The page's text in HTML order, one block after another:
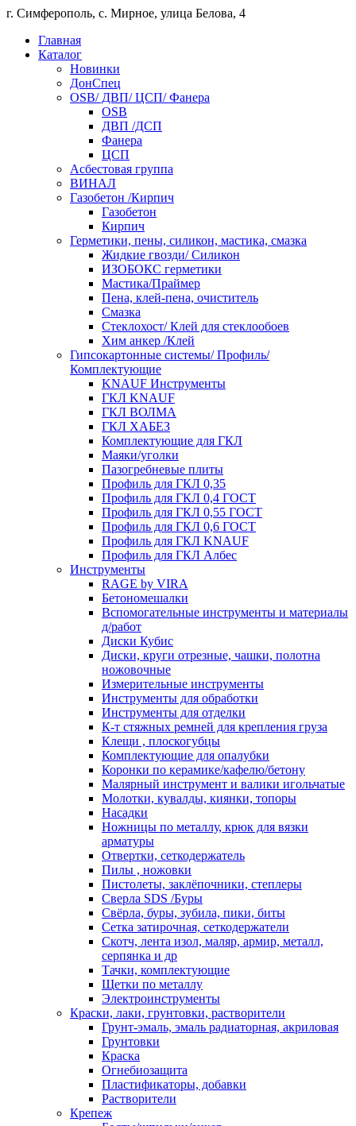
г. Симферополь, с. Мирное, улица Белова, 4
Главная
Каталог
Новинки
ДонСпец
OSB/ ДВП/ ЦСП/ Фанера
OSB
ДВП /ДСП
Фанера
ЦСП
Асбестовая группа
ВИНАЛ
Газобетон /Кирпич
Газобетон
Кирпич
Герметики, пены, силикон, мастика, смазка
Жидкие гвозди/ Силикон
ИЗОБОКС герметики
Мастика/Праймер
Пена, клей-пена, очиститель
Смазка
Стеклохост/ Клей для стеклообоев
Хим анкер /Клей
Гипсокартонные системы/ Профиль/
Комплектующие
KNAUF Инструменты
ГКЛ KNAUF
ГКЛ ВОЛМА
ГКЛ ХАБЕЗ
Комплектующие для ГКЛ
Маяки/уголки
Пазогребневые плиты
Профиль для ГКЛ 0,35
Профиль для ГКЛ 0,4 ГОСТ
Профиль для ГКЛ 0,55 ГОСТ
Профиль для ГКЛ 0,6 ГОСТ
Профиль для ГКЛ KNAUF
Профиль для ГКЛ Албес
Инструменты
RAGE by VIRA
Бетономешалки
Вспомогательные инструменты и материалы
д/работ
Диски Кубис
Диски, круги отрезные, чашки, полотна
ножовочные
Измерительные инструменты
Инструменты для обработки
Инструменты для отделки
К-т стяжных ремней для крепления груза
Клещи , плоскогубцы
Комплектующие для опалубки
Коронки по керамике/кафелю/бетону
Малярный инструмент и валики игольчатые
Молотки, кувалды, киянки, топоры
Насадки
Ножницы по металлу, крюк для вязки
арматуры
Отвертки, сеткодержатель
Пилы , ножовки
Пистолеты, заклёпочники, степлеры
Сверла SDS /Буры
Свёрла, буры, зубила, пики, биты
Сетка затирочная, сеткодержатели
Скотч, лента изол, маляр, армир, металл,
серпянка и др
Тачки, комплектующие
Щетки по металлу
Электроинструменты
Краски, лаки, грунтовки, растворители
Грунт-эмаль, эмаль радиаторная, акриловая
Грунтовки
Краска
Огнебиозащита
Пластификаторы, добавки
Растворители
Крепеж